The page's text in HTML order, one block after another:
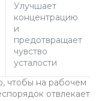
Улучшает
концентрацию
и
предотвращает
чувство
усталости
чтобы на рабочем
отвлекает